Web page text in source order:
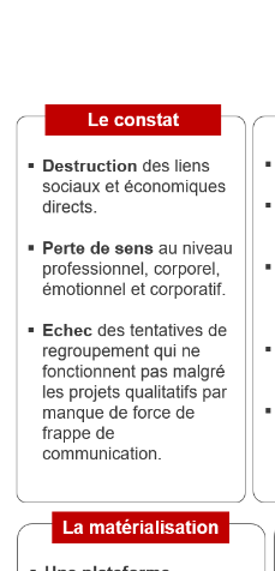
éditeur